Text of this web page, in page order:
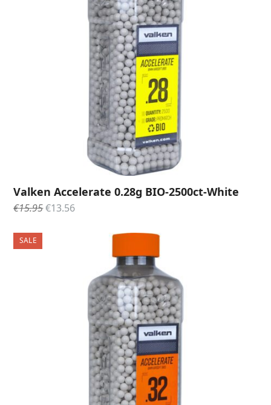
Valken Accelerate 0.28g BIO-2500ct-White
€15.95Oorspronkelijke
€13.56Huidige
SALE